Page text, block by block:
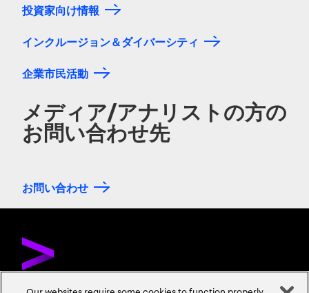
投資家向け情報
インクルージョン＆ダイバーシティ
企業市民活動
メディア/アナリストの方の
お問い合わせ先
お問い合わせ